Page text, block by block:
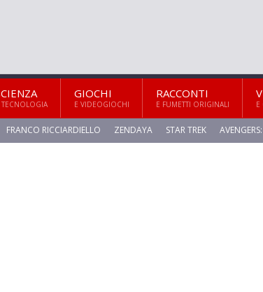
TECNOLOGIA
GIOCHI
E VIDEOGIOCHI
RACCONTI
E FUMETTI ORIGINALI E
FRANCO RICCIARDIELLO ZENDAYA STAR TREK